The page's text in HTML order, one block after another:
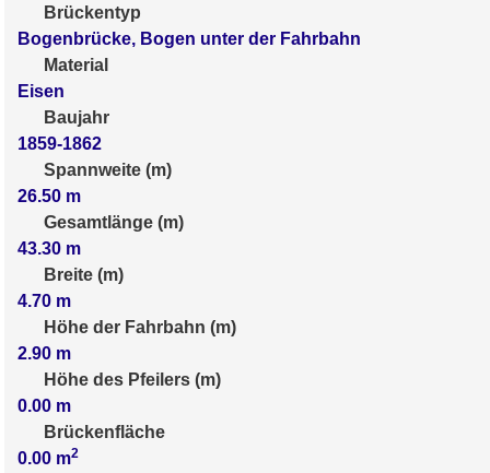
Brückentyp
Bogenbrücke, Bogen unter der Fahrbahn
Material
Eisen
Baujahr
1859-1862
Spannweite (m)
26.50 m
Gesamtlänge (m)
43.30 m
Breite (m)
4.70 m
Höhe der Fahrbahn (m)
2.90 m
Höhe des Pfeilers (m)
0.00 m
Brückenfläche
0.00 m2